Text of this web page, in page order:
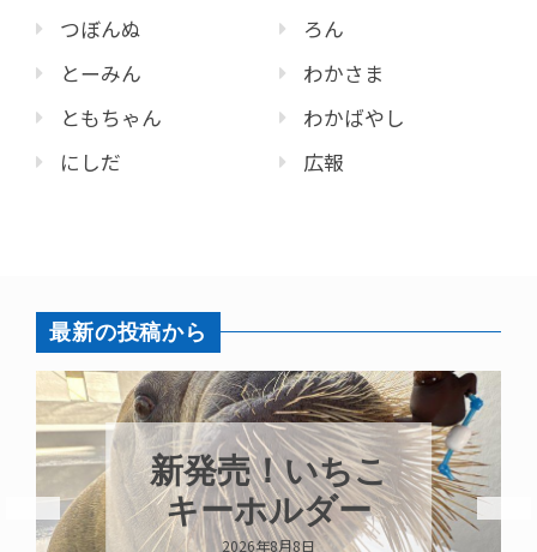
つぼんぬ
とーみん
ともちゃん
にしだ
ろん
わかさま
わかばやし
広報
最新の投稿から
パラオオウム
ガイが交接して
います